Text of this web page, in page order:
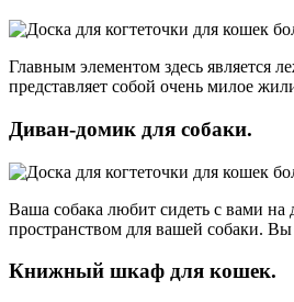
Главным элементом здесь является
представляет собой очень милое
Диван-домик для собаки.
Ваша собака любит сидеть с вами
пространством для вашей собаки.
Книжный шкаф для кошек.